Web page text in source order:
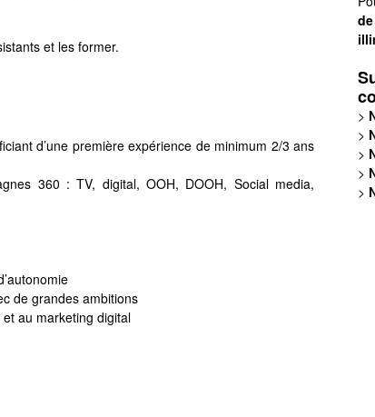
et les former.
d’une première expérience de minimum 2/3 ans
360 : TV, digital, OOH, DOOH, Social media,
de grandes ambitions
au marketing digital
>
>
>
>
>